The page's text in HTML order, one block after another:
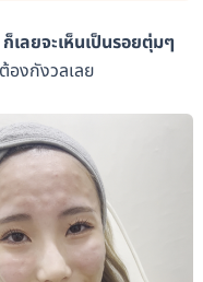
ลยจะเห็นเป็นรอยตุ่มๆ
องกังวลเลย